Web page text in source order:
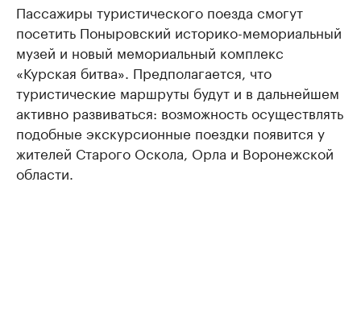
Пассажиры туристического поезда смогут
посетить Поныровский историко-мемориальный
музей и новый мемориальный комплекс
«Курская битва». Предполагается, что
туристические маршруты будут и в дальнейшем
активно развиваться: возможность осуществлять
подобные экскурсионные поездки появится у
жителей Старого Оскола, Орла и Воронежской
области.